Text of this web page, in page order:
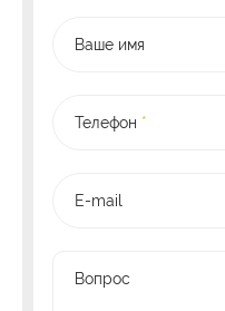
Ваше имя
Телефон *
E-mail
Вопрос